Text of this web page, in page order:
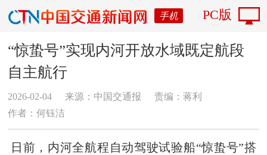
手机 PC版
“惊蛰号”实现内河开放水域既定航段
自主航行
2026-02-04 来源：中国交通报
责编：蒋利
作者：何钰洁
日前，内河全航程自动驾驶试验船“惊蛰号”搭